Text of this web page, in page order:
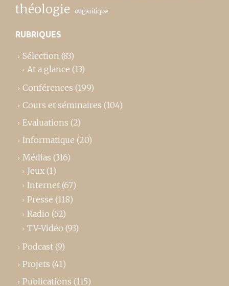
théologie ougaritique
RUBRIQUES
Sélection (83)
At a glance (13)
Conférences (199)
Cours et séminaires (104)
Evaluations (2)
Informatique (20)
Médias (316)
Jeux (1)
Internet (67)
Presse (118)
Radio (52)
TV-Vidéo (93)
Podcast (9)
Projets (41)
Publications (115)